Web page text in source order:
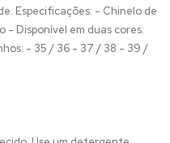
Especificações: - Chinelo de
- Disponível em duas cores:
- 35 / 36 - 37 / 38 - 39 /